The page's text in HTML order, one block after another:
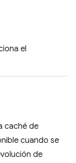
el
caché de
cuando se
de